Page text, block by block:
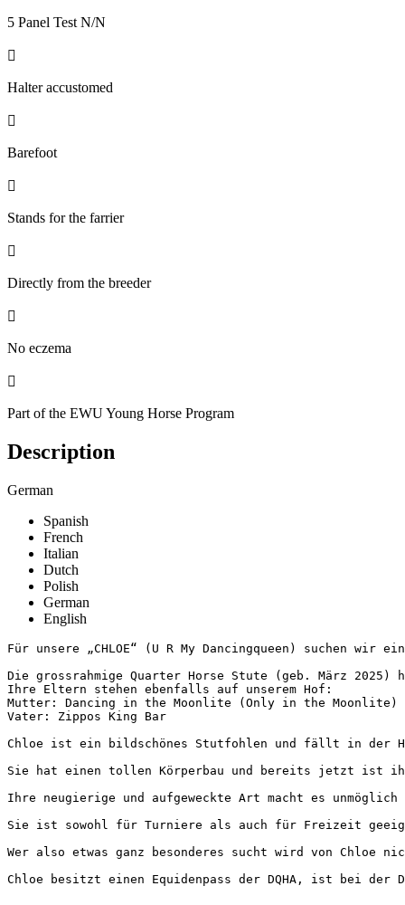
5 Panel Test N/N

Halter accustomed

Barefoot

Stands for the farrier

Directly from the breeder

No eczema

Part of the EWU Young Horse Program
Description
German
Spanish
French
Italian
Dutch
Polish
German
English
Für unsere „CHLOE“ (U R My Dancingqueen) suchen wir
Die grossrahmige Quarter Horse Stute (geb. März
Ihre Eltern stehen ebenfalls auf unserem Hof:
Mutter: Dancing in the Moonlite (Only in the Moonlite)
Vater: Zippos King Bar
Chloe ist ein bildschönes Stutfohlen und fällt in der
Sie hat einen tollen Körperbau und bereits jetzt ist
Ihre neugierige und aufgeweckte Art macht es
Sie ist sowohl für Turniere als auch für Freizeit
Wer also etwas ganz besonderes sucht wird von Chloe
Chloe besitzt einen Equidenpass der DQHA, ist bei